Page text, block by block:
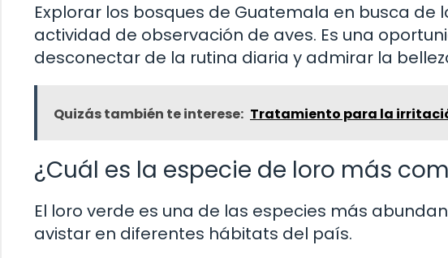
Explorar los bosques de Guatemala en busca de
actividad de observación de aves. Es una
desconectar de la rutina diaria y admirar la
Quizás también te interese: Tratamiento para la
¿Cuál es la especie de loro más
El loro verde es una de las especies más
avistar en diferentes hábitats del país.